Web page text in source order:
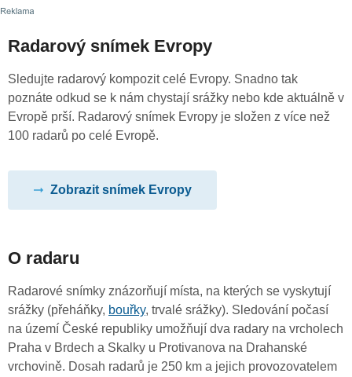
Radarový snímek Evropy
Sledujte radarový kompozit celé Evropy. Snadno tak
poznáte odkud se k nám chystají srážky nebo kde aktuálně v
Evropě prší. Radarový snímek Evropy je složen z více než
100 radarů po celé Evropě.
Zobrazit snímek Evropy
O radaru
Radarové snímky znázorňují místa, na kterých se vyskytují
srážky (přeháňky, bouřky, trvalé srážky). Sledování počasí
na území České republiky umožňují dva radary na vrcholech
Praha v Brdech a Skalky u Protivanova na Drahanské
vrchovině. Dosah radarů je 250 km a jejich provozovatelem